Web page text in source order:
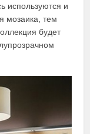
используются и
мозаика, тем
будет